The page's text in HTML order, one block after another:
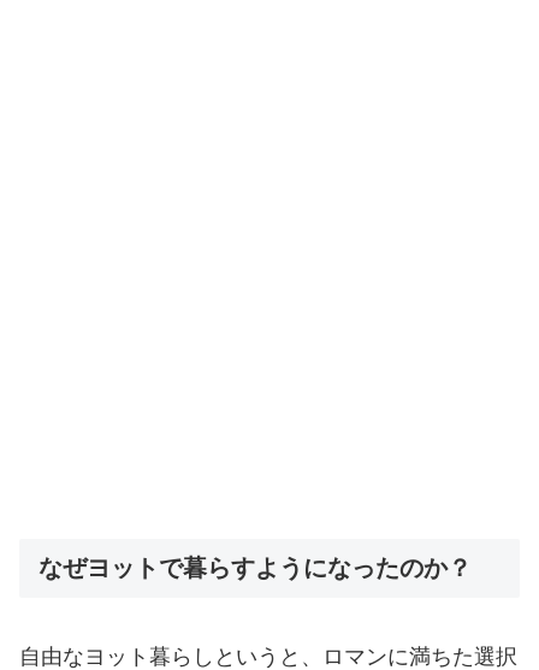
なぜヨットで暮らすようになったのか？
自由なヨット暮らしというと、ロマンに満ちた選択